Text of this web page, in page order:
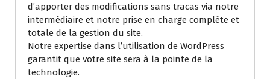
d’apporter des modifications sans tracas via notre
intermédiaire et notre prise en charge complète et
totale de la gestion du site.
Notre expertise dans l’utilisation de WordPress
garantit que votre site sera à la pointe de la
technologie.